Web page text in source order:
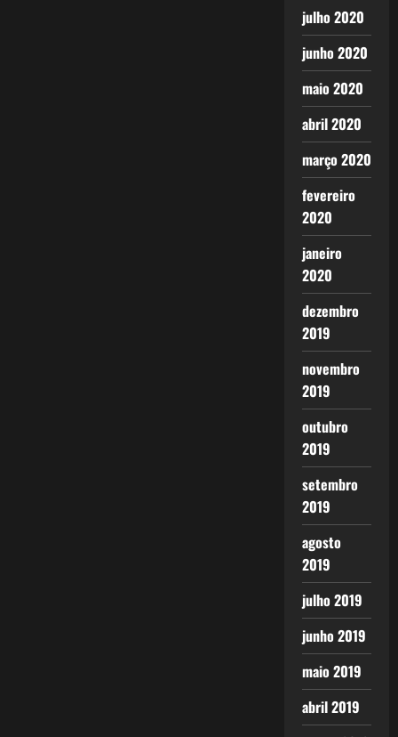
julho 2020
junho 2020
maio 2020
abril 2020
março 2020
fevereiro
2020
janeiro
2020
dezembro
2019
novembro
2019
outubro
2019
setembro
2019
agosto
2019
julho 2019
junho 2019
maio 2019
abril 2019